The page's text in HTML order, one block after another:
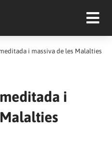
i massiva de les Malalties
i